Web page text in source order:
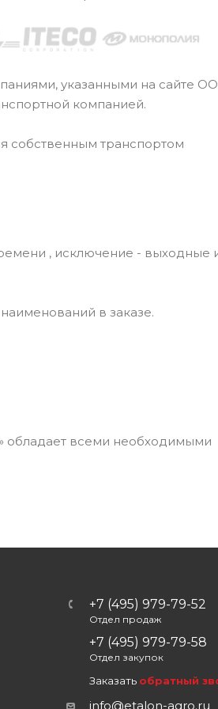
указанными на сайте
компанией.
собственным транспортом
, исключение - выходные
в заказе.
обладает всеми необходимыми
+7 (495) 979-79-52
Отдел продаж
+7 (495) 979-79-58
Отдел закупок
Заказать обратный
info@etalon-agro.ru